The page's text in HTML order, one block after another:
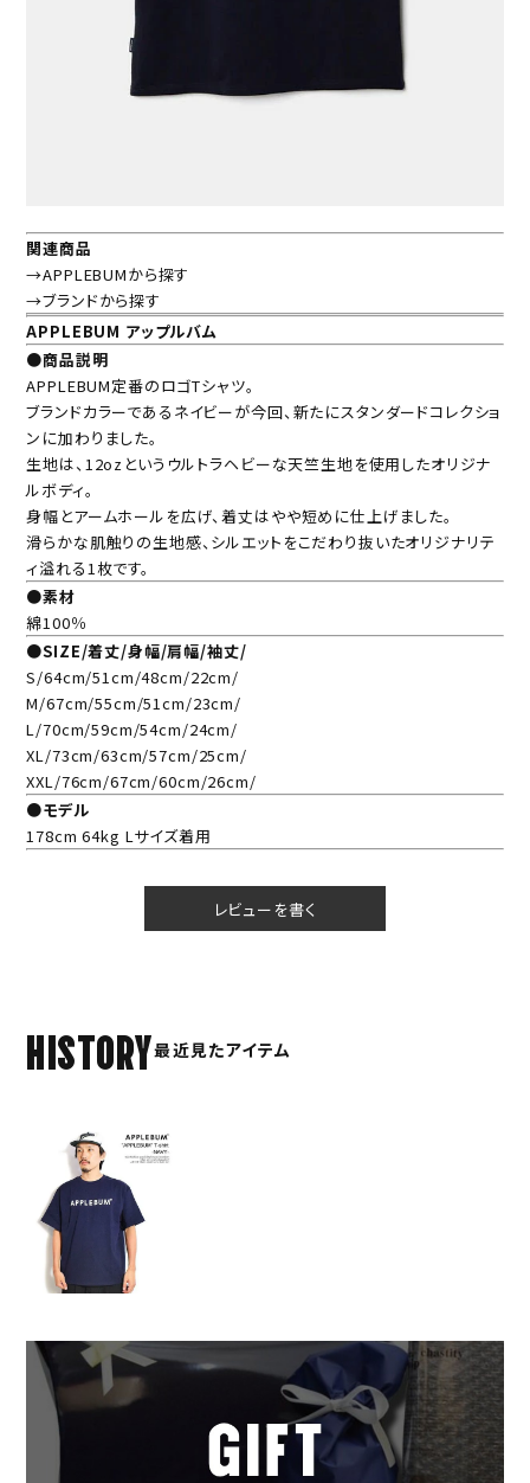
関連商品
→APPLEBUMから探す
→ブランドから探す
APPLEBUM アップルバム
●商品説明
APPLEBUM定番のロゴTシャツ。
ブランドカラーであるネイビーが今回、新たにスタンダードコレクショ
ンに加わりました。
生地は、12ozというウルトラヘビーな天竺生地を使用したオリジナ
ルボディ。
身幅とアームホールを広げ、着丈はやや短めに仕上げました。
滑らかな肌触りの生地感、シルエットをこだわり抜いたオリジナリテ
ィ溢れる1枚です。
●素材
綿100％
●SIZE/着丈/身幅/肩幅/袖丈/
S/64cm/51cm/48cm/22cm/
M/67cm/55cm/51cm/23cm/
L/70cm/59cm/54cm/24cm/
XL/73cm/63cm/57cm/25cm/
XXL/76cm/67cm/60cm/26cm/
●モデル
178cm 64kg Lサイズ着用
レビューを書く
HISTORY最近見たアイテム